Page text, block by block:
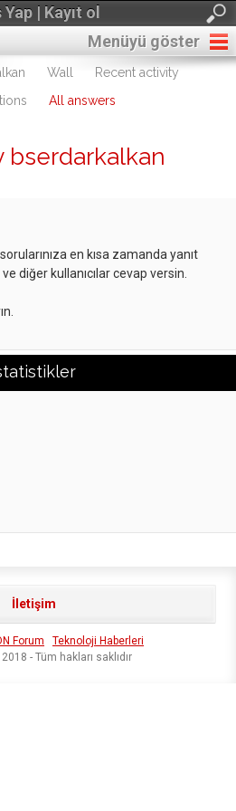
| Kayıt ol
Menüyü göster
Wall
Recent activity
All answers
bserdarkalkan
en kısa zamanda yanıt
diğer kullanıcılar cevap versin.
İletişim
Forum
Teknoloji Haberleri
- Tüm hakları saklıdır